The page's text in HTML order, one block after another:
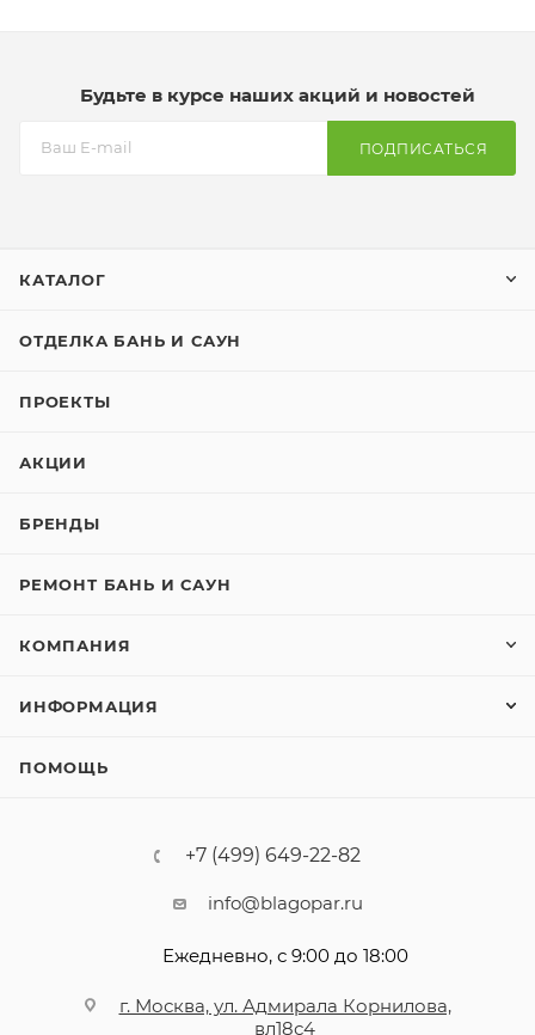
Будьте в курсе наших акций и новостей
ПОДПИСАТЬСЯ
КАТАЛОГ
ОТДЕЛКА БАНЬ И САУН
ПРОЕКТЫ
АКЦИИ
БРЕНДЫ
РЕМОНТ БАНЬ И САУН
КОМПАНИЯ
ИНФОРМАЦИЯ
ПОМОЩЬ
+7 (499) 649-22-82
info@blagopar.ru
Ежедневно, с 9:00 до 18:00
г. Москва, ул. Адмирала Корнилова,
вл18с4